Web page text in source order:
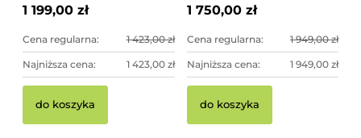
1 199,00 zł
Cena regularna: 1 423,00 zł
Najniższa cena: 1 423,00 zł
do koszyka
1 750,00 zł
Cena regularna: 1 949,00 zł
Najniższa cena: 1 949,00 zł
do koszyka